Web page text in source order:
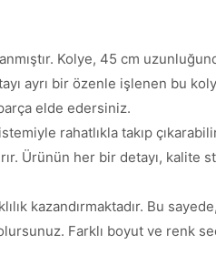
Kolye, 45 cm
ayrı bir özenle işlenen bu
elde edersiniz.
rahatlıkla takıp
Ürünün her bir detayı,
kazandırmaktadır. Bu
Farklı boyut ve renk